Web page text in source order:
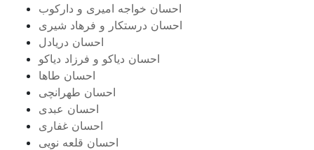
احسان خواجه امیری و دارکوب
احسان درستكار و فرهاد شيرى
احسان دریادل
احسان دیاکو و فرزاد دیاکو
احسان طاها
احسان طهرانچی
احسان عبدی
احسان غفاری
احسان قلعه نویی